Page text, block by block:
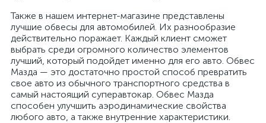
Также в нашем интернет-магазине представлены
лучшие обвесы для автомобилей. Их разнообразие
действительно поражает. Каждый клиент сможет
выбрать среди огромного количество элементов
лучший, который подойдет именно для его авто. Обвес
Мазда — это достаточно простой способ превратить
свое авто из обычного транспортного средства в
самый настоящий суперавтокар. Обвес Мазда
способен улучшить аэродинамические свойства
любого авто, а также внутренние характеристики.